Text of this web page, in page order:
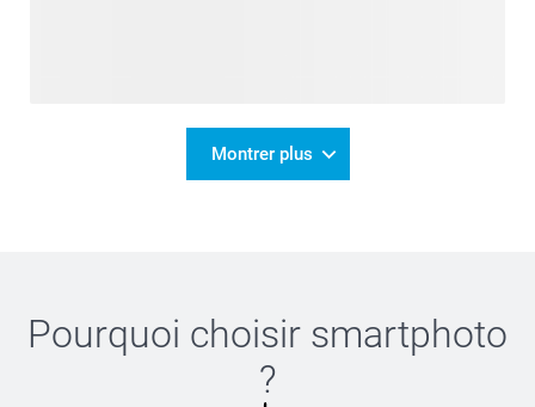
Montrer plus
Pourquoi choisir smartphoto
?